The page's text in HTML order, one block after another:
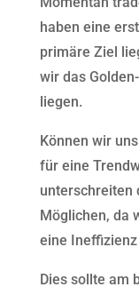
haben eine
primäre Ziel
wir das
liegen.
Können wir
für eine
unterschreiten
Möglichen, da
eine
Dies sollte am